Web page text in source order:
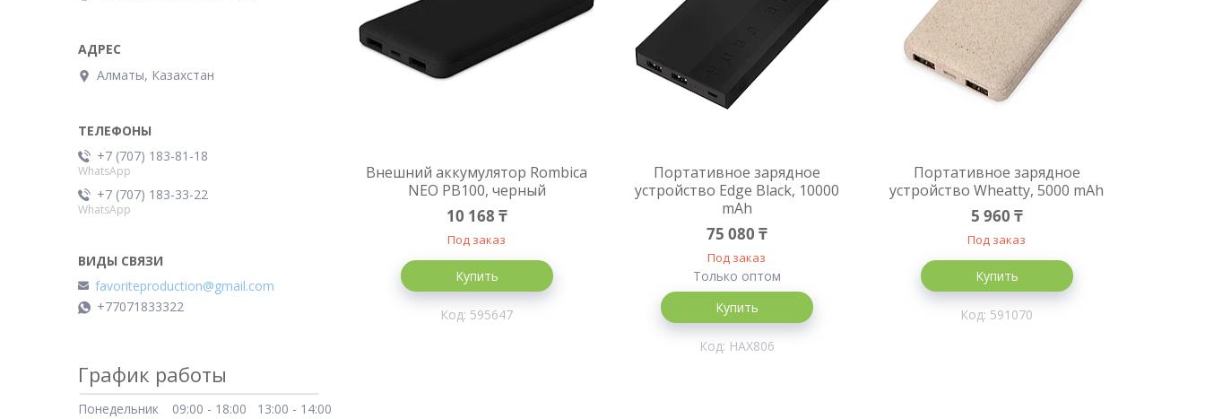
Внешний аккумулятор Rombica
NEO PB100, черный
10 168 ₸
Под заказ
Купить
595647
Портативное зарядное
устройство Edge Black, 10000
mAh
75 080 ₸
Под заказ
Только оптом
Купить
HAX806
Портативное зарядное
устройство Wheatty, 5000 mAh
5 960 ₸
Под заказ
Купить
591070
Алматы, Казахстан
+7 (707) 183-81-18
WhatsApp
+7 (707) 183-33-22
WhatsApp
favoriteproduction@gmail.com
+77071833322
График работы
Понедельник 09:00 18:00 13:00 14:00